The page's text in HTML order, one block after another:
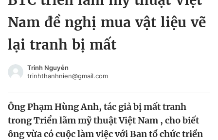
Chào ngày mới
Video Magazine
Tin đã lưu
Tin đã xem
Đăng xuất
Nam đề nghị mua vật liệu vẽ
lại tranh bị mất
Trinh Nguyễn
trinhthanhnien@gmail.com
Ông Phạm Hùng Anh, tác giả bị mất tranh
trong Triển lãm mỹ thuật Việt Nam , cho biết
ông vừa có cuộc làm việc với Ban tổ chức triển